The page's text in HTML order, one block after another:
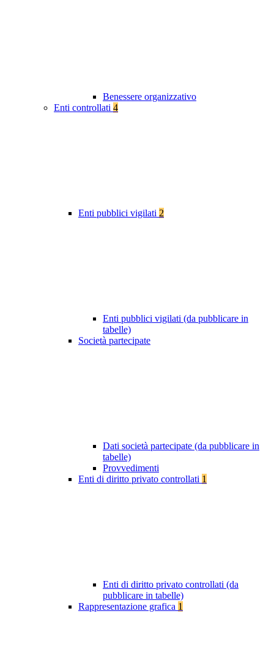
Benessere organizzativo
Enti controllati 4
Enti pubblici vigilati 2
Enti pubblici vigilati (da pubblicare in
tabelle)
Società partecipate
Dati società partecipate (da pubblicare in
tabelle)
Provvedimenti
Enti di diritto privato controllati 1
Enti di diritto privato controllati (da
pubblicare in tabelle)
Rappresentazione grafica 1